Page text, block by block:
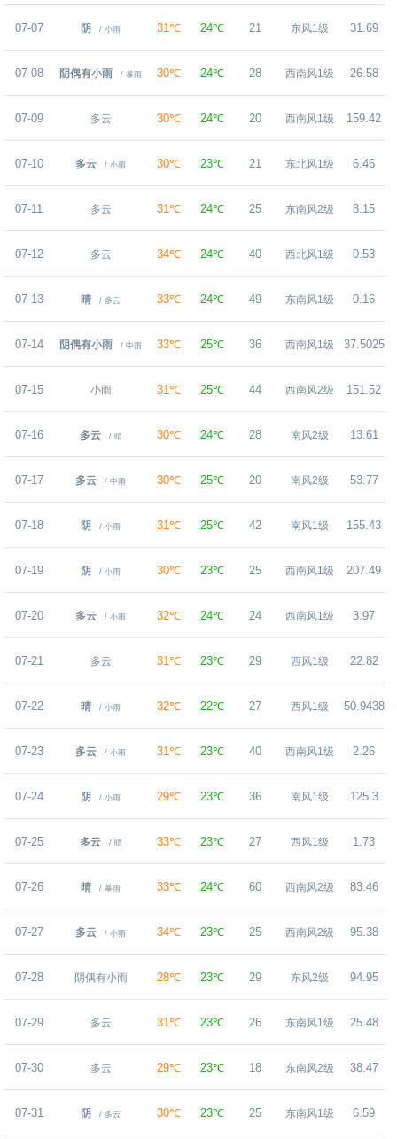
07-07 阴 / 小雨 31℃ 24℃ 21 东风1级 31.69
07-08 阴偶有小雨 / 暴雨 30℃ 24℃ 28 西南风1级 26.58
07-09 多云 30℃ 24℃ 20 西南风1级 159.42
07-10 多云 / 小雨 30℃ 23℃ 21 东北风1级 6.46
07-11 多云 31℃ 24℃ 25 东南风2级 8.15
07-12 多云 34℃ 24℃ 40 西北风1级 0.53
07-13 晴 / 多云 33℃ 24℃ 49 东南风1级 0.16
07-14 阴偶有小雨 / 中雨 33℃ 25℃ 36 西南风1级 37.5025
07-15 小雨 31℃ 25℃ 44 西南风2级 151.52
07-16 多云 / 晴 30℃ 24℃ 28 南风2级 13.61
07-17 多云 / 中雨 30℃ 25℃ 20 南风2级 53.77
07-18 阴 / 小雨 31℃ 25℃ 42 南风1级 155.43
07-19 阴 / 小雨 30℃ 23℃ 25 西南风1级 207.49
07-20 多云 / 小雨 32℃ 24℃ 24 西南风1级 3.97
07-21 多云 31℃ 23℃ 29 西风1级 22.82
07-22 晴 / 小雨 32℃ 22℃ 27 西风1级 50.9438
07-23 多云 / 小雨 31℃ 23℃ 40 西南风1级 2.26
07-24 阴 / 小雨 29℃ 23℃ 36 南风1级 125.3
07-25 多云 / 晴 33℃ 23℃ 27 西风1级 1.73
07-26 晴 / 暴雨 33℃ 24℃ 60 西南风2级 83.46
07-27 多云 / 小雨 34℃ 23℃ 25 西南风2级 95.38
07-28 阴偶有小雨 28℃ 23℃ 29 东风2级 94.95
07-29 多云 31℃ 23℃ 26 东南风1级 25.48
07-30 多云 29℃ 23℃ 18 东南风2级 38.47
07-31 阴 / 多云 30℃ 23℃ 25 东南风1级 6.59